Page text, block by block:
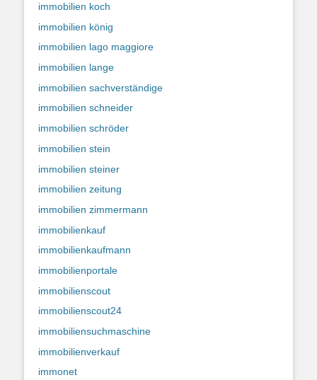
immobilien koch
immobilien könig
immobilien lago maggiore
immobilien lange
immobilien sachverständige
immobilien schneider
immobilien schröder
immobilien stein
immobilien steiner
immobilien zeitung
immobilien zimmermann
immobilienkauf
immobilienkaufmann
immobilienportale
immobilienscout
immobilienscout24
immobiliensuchmaschine
immobilienverkauf
immonet